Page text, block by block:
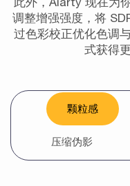
调整增强强度，将
过色彩校正优化色调
式获得
颗粒感
压缩伪影